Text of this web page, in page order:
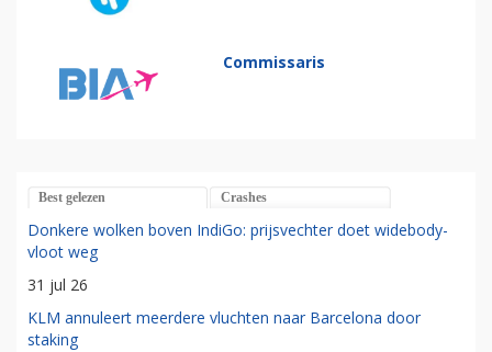
Commissaris
Best gelezen Crashes
Donkere wolken boven IndiGo: prijsvechter doet widebody-
vloot weg
31 jul 26
KLM annuleert meerdere vluchten naar Barcelona door
staking